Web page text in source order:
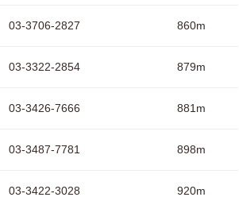
03-3706-2827 860m
03-3322-2854 879m
03-3426-7666 881m
03-3487-7781 898m
03-3422-3028 920m